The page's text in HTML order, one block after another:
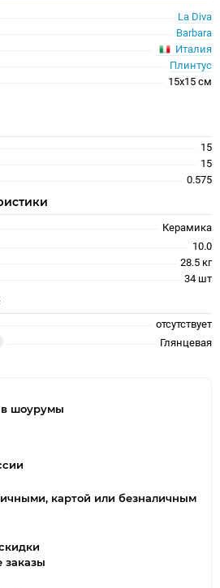
La Diva
Barbara
Италия
Плинтус
15x15 см
15
15
0.575
Керамика
10.0
28.5 кг
34 шт
отсутствует
Глянцевая
шоурумы
картой или безналичным
заказы